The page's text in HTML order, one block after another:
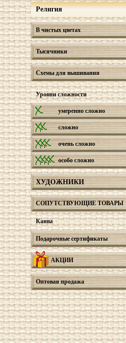
Религия
В чистых цветах
Тысячники
Схемы для вышивания
Уровни сложности
умеренно сложно
сложно
очень сложно
особо сложно
ХУДОЖНИКИ
СОПУТСТВУЮЩИЕ ТОВАРЫ
Канва
Подарочные сертификаты
АКЦИИ
Оптовая продажа